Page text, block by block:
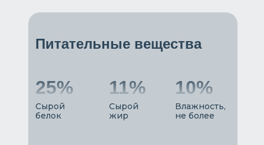
Питательные вещества
Сырой
белок
25%
Сырой
жир
11%
Влажность,
не более
10%